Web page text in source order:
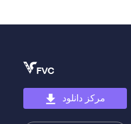
مرکز دانلود